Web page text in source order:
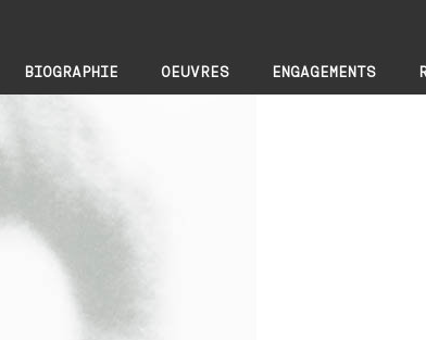
BIOGRAPHIE OEUVRES ENGAGEMENTS